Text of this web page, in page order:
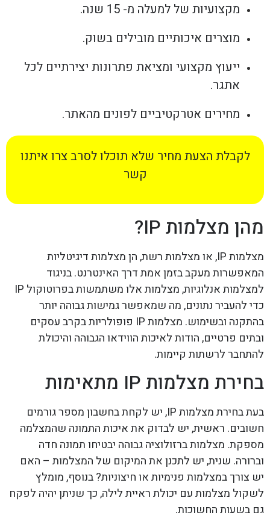
מקצועיות של למעלה מ- 15 שנה.
מוצרים איכותיים מובילים בשוק.
ייעוץ מקצועי ומציאת פתרונות יצירתיים לכל
אתגר.
מחירים אטרקטיביים לפונים מהאתר.
לקבלת הצעת מחיר שלא תוכלו לסרב צרו איתנו
קשר
מהן מצלמות IP?
מצלמות IP, או מצלמות רשת, הן מצלמות דיגיטליות
המאפשרות מעקב בזמן אמת דרך האינטרנט. בניגוד
למצלמות אנלוגיות, מצלמות אלו משתמשות בפרוטוקול IP
כדי להעביר נתונים, מה שמאפשר גמישות גבוהה יותר
בהתקנה ובשימוש. מצלמות IP פופולריות בקרב עסקים
ובתים פרטיים, הודות לאיכות הווידאו הגבוהה והיכולת
להתחבר לרשתות קיימות.
בחירת מצלמות IP מתאימות
בעת בחירת מצלמות IP, יש לקחת בחשבון מספר גורמים
חשובים. ראשית, יש לבדוק את איכות התמונה שהמצלמה
מספקת. מצלמות ברזולוציה גבוהה יבטיחו תמונה חדה
וברורה. שנית, יש לתכנן את המיקום של המצלמות – האם
יש צורך במצלמות פנימיות או חיצוניות? בנוסף, מומלץ
לשקול מצלמות עם יכולת ראיית לילה, כך שניתן יהיה לפקח
גם בשעות החשוכות.